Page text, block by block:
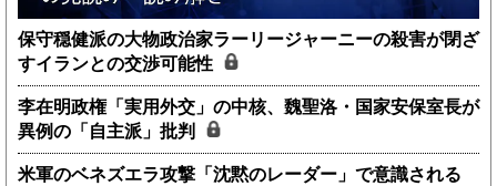
保守穏健派の大物政治家ラーリージャーニーの殺害が閉ざ
すイランとの交渉可能性
李在明政権「実用外交」の中核、魏聖洛・国家安保室長が
異例の「自主派」批判
米軍のベネズエラ攻撃「沈黙のレーダー」で意識される